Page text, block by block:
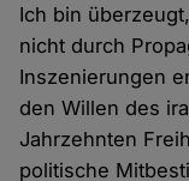
Ich bin
nicht durch
Inszenierungen
den Willen des
Jahrzehnten
politische